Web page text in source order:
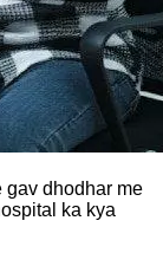
gav dhodhar me
ka kya